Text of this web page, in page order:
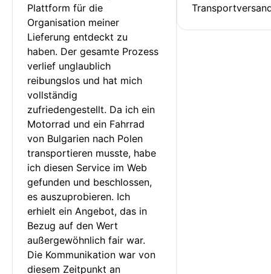
Plattform für die
Organisation meiner
Lieferung entdeckt zu
haben. Der gesamte Prozess
verlief unglaublich
reibungslos und hat mich
vollständig
zufriedengestellt. Da ich ein
Motorrad und ein Fahrrad
von Bulgarien nach Polen
transportieren musste, habe
ich diesen Service im Web
gefunden und beschlossen,
es auszuprobieren. Ich
erhielt ein Angebot, das in
Bezug auf den Wert
außergewöhnlich fair war.
Die Kommunikation war von
diesem Zeitpunkt an